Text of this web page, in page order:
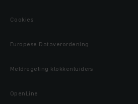
Cookies
Europese Dataverordening
Meldregeling klokkenluiders
OpenLine